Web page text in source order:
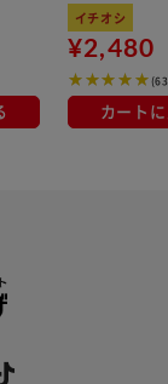
イチオシ
¥2,480
カート